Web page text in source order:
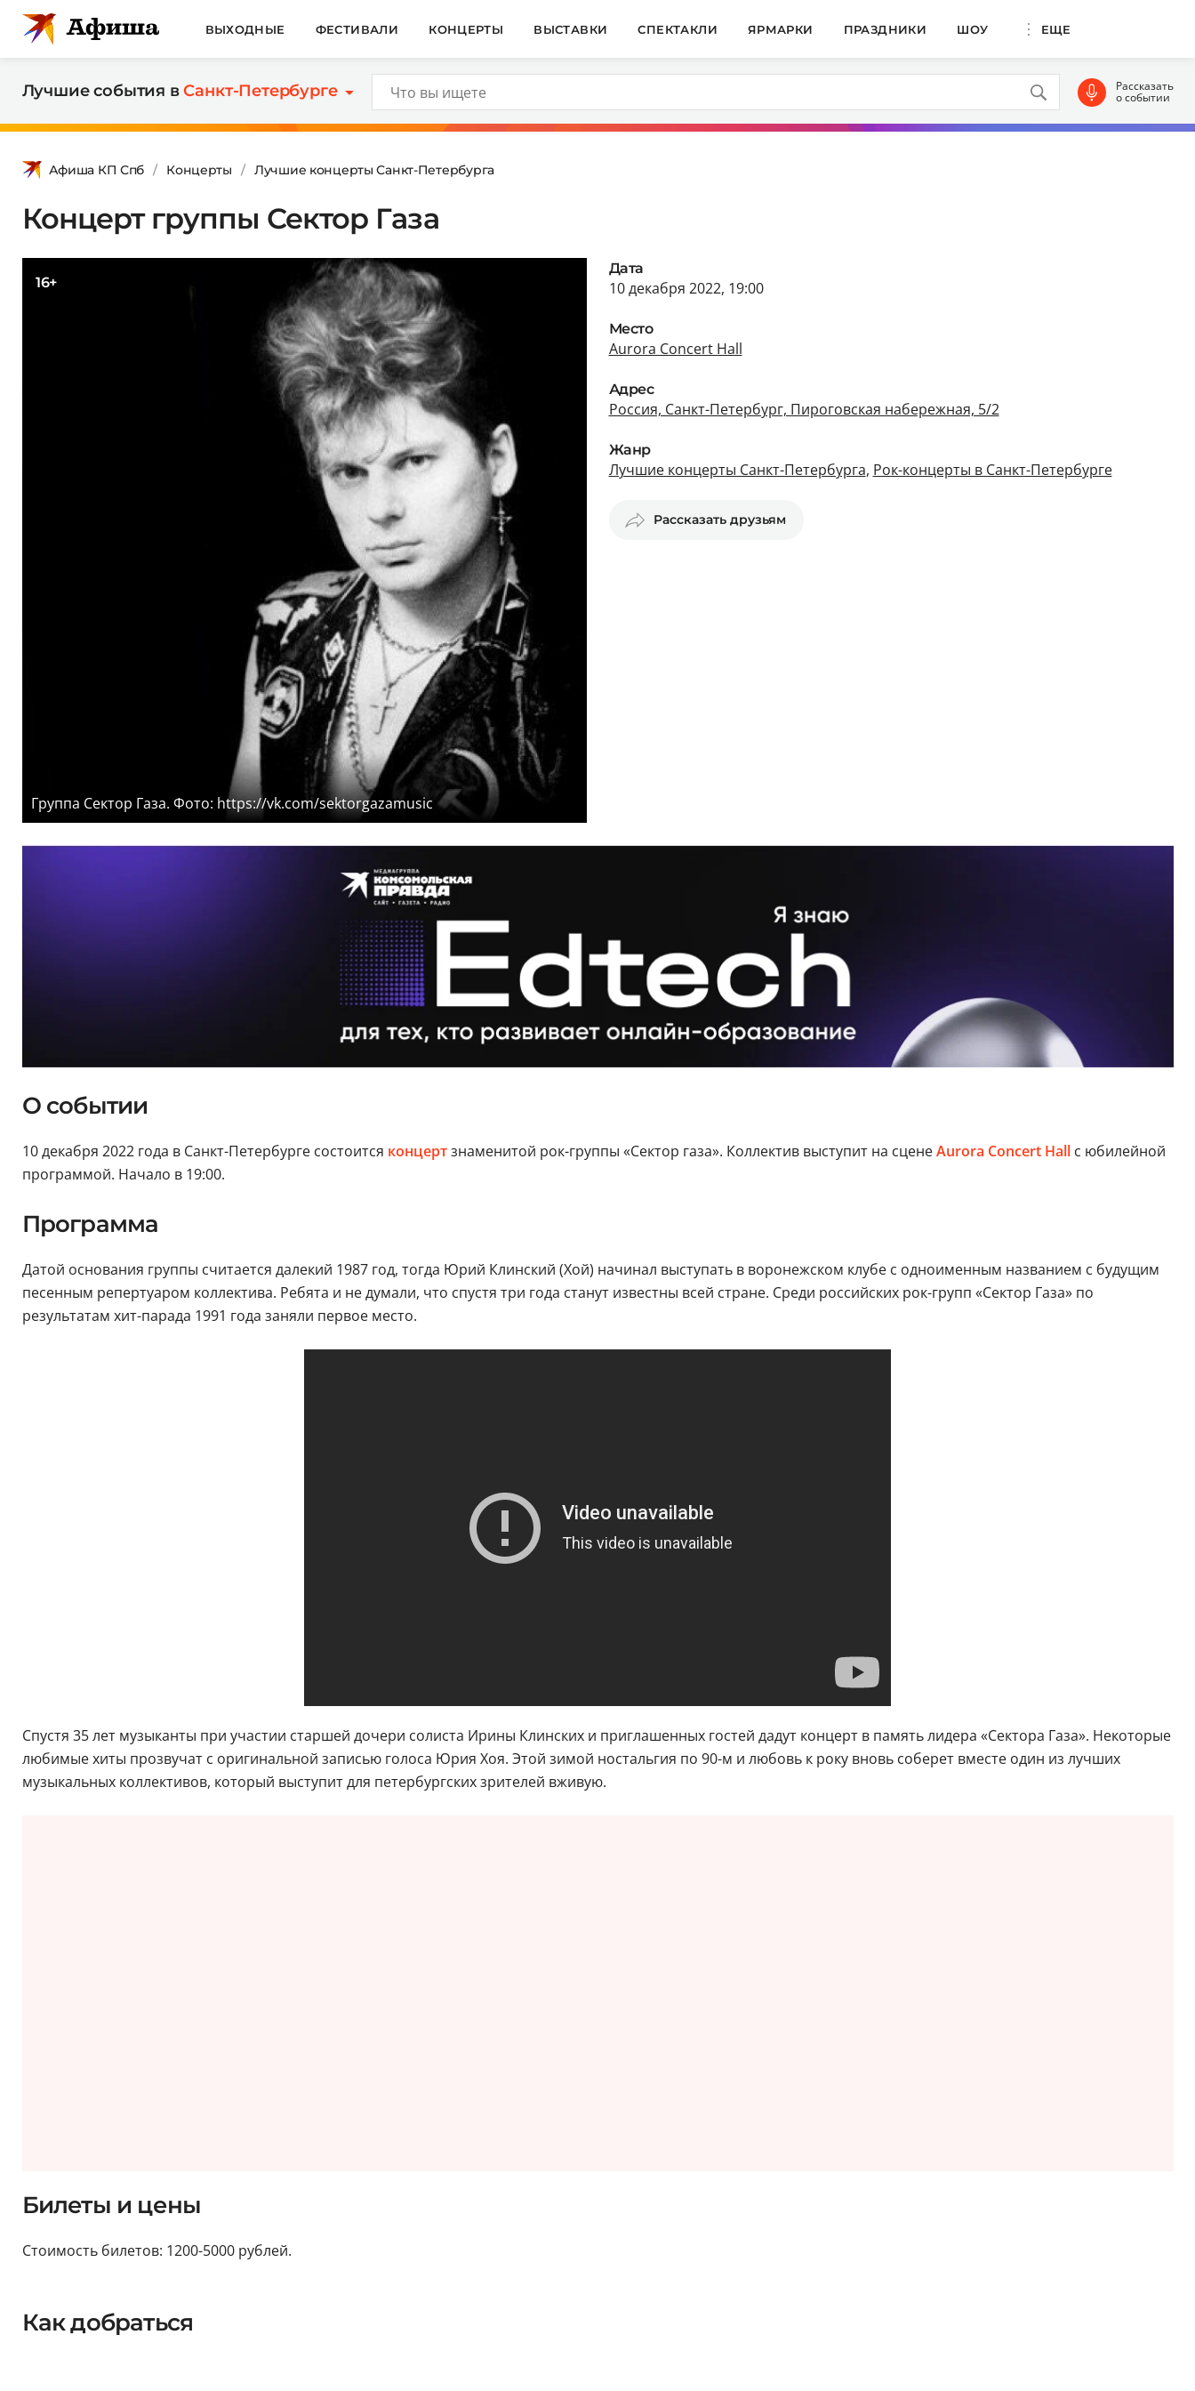
ВЫХОДНЫЕ ФЕСТИВАЛИ КОНЦЕРТЫ ВЫСТАВКИ СПЕКТАКЛИ ЯРМАРКИ ПРАЗДНИКИ ШОУ ЕЩЕ
Лучшие события вСанкт-Петербурге Рассказать
о событии
Афиша КП Спб Концерты Лучшие концерты Санкт-Петербурга
Концерт группы Сектор Газа
16+
Группа Сектор Газа. Фото: https://vk.com/sektorgazamusic
Дата
10 декабря 2022, 19:00
Место
Aurora Concert Hall
Адрес
Россия, Санкт-Петербург, Пироговская набережная, 5/2
Жанр
Лучшие концерты Санкт-Петербурга, Рок-концерты в Санкт-Петербурге
Рассказать друзьям
О событии
10 декабря 2022 года в Санкт-Петербурге состоится концертзнаменитой рок-группы «Сектор газа». Коллектив выступит на сценеAurora Concert Hallс юбилейной
программой. Начало в 19:00.
Программа
Датой основания группы считается далекий 1987 год, тогда Юрий Клинский (Хой) начинал выступать в воронежском клубе с одноименным названием с будущим
песенным репертуаром коллектива. Ребята и не думали, что спустя три года станут известны всей стране. Среди российских рок-групп «Сектор Газа» по
результатам хит-парада 1991 года заняли первое место.
Спустя 35 лет музыканты при участии старшей дочери солиста Ирины Клинских и приглашенных гостей дадут концерт в память лидера «Сектора Газа». Некоторые
любимые хиты прозвучат с оригинальной записью голоса Юрия Хоя. Этой зимой ностальгия по 90-м и любовь к року вновь соберет вместе один из лучших
музыкальных коллективов, который выступит для петербургских зрителей вживую.
Билеты и цены
Стоимость билетов: 1200-5000 рублей.
Как добраться